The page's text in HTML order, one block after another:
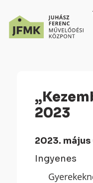
„Kezemben a kobakom” – Gyermekbábos Találkozó
2023
2023.
Ingyenes